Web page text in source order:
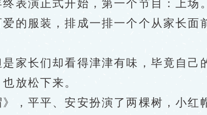
演正式开始，第一个节目：上场。
服装，排成一排一个个从家长面
长们却看得津津有味，毕竟自己
放松下来。
平平、安安扮演了两棵树，小红